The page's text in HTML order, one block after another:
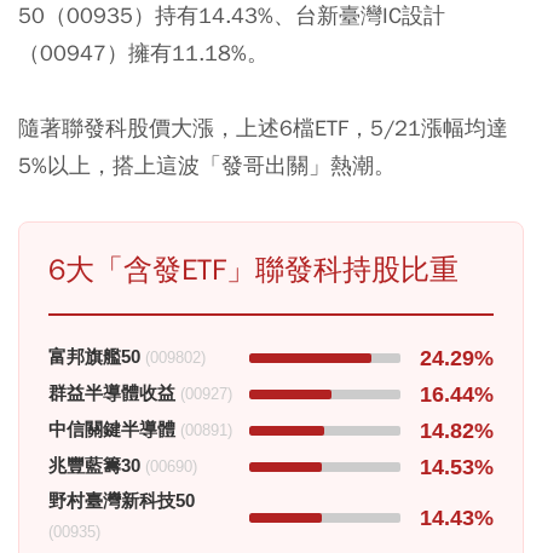
50（00935）持有14.43%、台新臺灣IC設計
（00947）擁有11.18%。
隨著聯發科股價大漲，上述6檔ETF，5/21漲幅均達
5%以上，搭上這波「發哥出關」熱潮。
6大「含發ETF」聯發科持股比重
富邦旗艦50 (009802) 24.29%
群益半導體收益 (00927) 16.44%
中信關鍵半導體 (00891) 14.82%
兆豐藍籌30 (00690) 14.53%
野村臺灣新科技50
(00935)
14.43%